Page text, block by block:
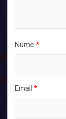
Nume *
Email *